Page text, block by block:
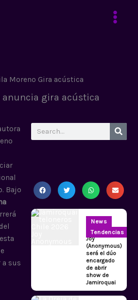
anuncia gira acústica
Bajo
a sus
Search
News
Tendencias
Joy
(Anonymous)
será el dúo
encargado
de abrir
show de
Jamiroquai